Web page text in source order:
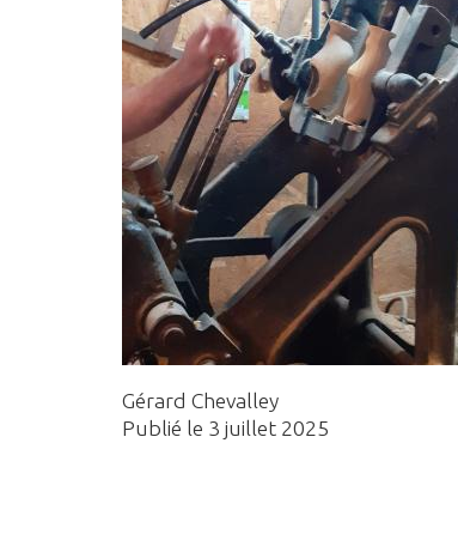
Gérard Chevalley
Publié le 3 juillet 2025